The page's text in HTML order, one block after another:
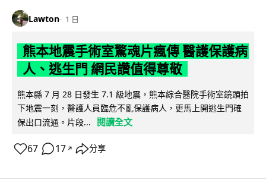
Lawton 1 日
熊本地震手術室驚魂片瘋傳 醫護保護病
人、逃生門 網民讚值得尊敬
熊本縣 7 月 28 日發生 7.1 級地震，熊本綜合醫院手術室鏡頭拍
下地震一刻，醫護人員臨危不亂保護病人，更馬上開逃生門確
保出口流通。片段...
閱讀全文
67 17 ↗ 分享